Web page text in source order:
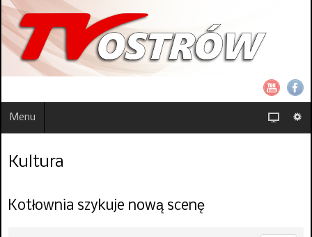
Menu
Kultura
Kotłownia szykuje nową scenę